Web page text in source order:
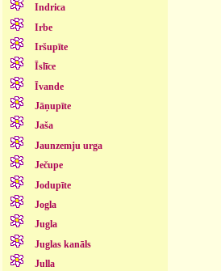
Indrica
Irbe
Iršupīte
Īslīce
Īvande
Jāņupīte
Jaša
Jaunzemju urga
Ječupe
Jodupīte
Jogla
Jugla
Juglas kanāls
Julla